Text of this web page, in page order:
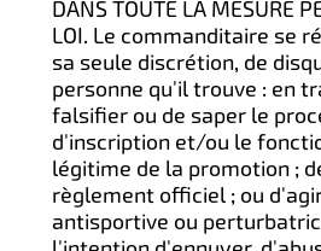
DANS TOUTE LA MESURE
LOI. Le commanditaire se
sa seule discrétion, de
personne qu'il trouve : en
falsifier ou de saper le
d'inscription et/ou le
légitime de la promotion ;
règlement officiel ; ou
antisportive ou